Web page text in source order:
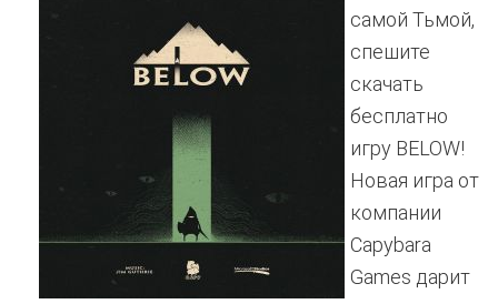
самой Тьмой,
спешите
скачать
бесплатно
игру BELOW!
Новая игра от
компании
Capybara
Games дарит